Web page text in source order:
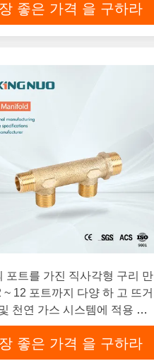
좋은 가격 을 구하라
포트를 가진 직사각형 구리 만
~ 12 포트까지 다양 하 고 뜨거
천연 가스 시스템에 적용 됩
좋은 가격 을 구하라